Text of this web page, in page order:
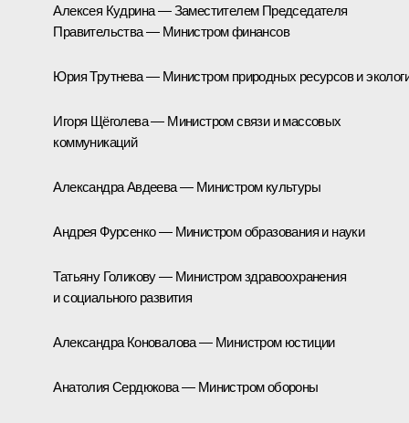
Алексея Кудрина — Заместителем Председателя
Правительства — Министром финансов
Юрия Трутнева — Министром природных ресурсов и
Игоря Щёголева — Министром связи и массовых
коммуникаций
Александра Авдеева — Министром культуры
Андрея Фурсенко — Министром образования и науки
Татьяну Голикову — Министром здравоохранения
и социального развития
Александра Коновалова — Министром юстиции
Анатолия Сердюкова — Министром обороны